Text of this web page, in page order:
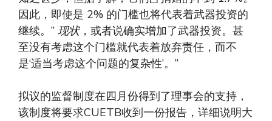
因此，即使是 2% 的门槛也将代表着武器投资的
继续。” 现状，或者说确实增加了武器投资。甚
至没有考虑这个门槛就代表着放弃责任，而不
是‘适当考虑这个问题的复杂性’。”
拟议的监督制度在四月份得到了理事会的支持，
该制度将要求CUETB收到一份报告，详细说明大